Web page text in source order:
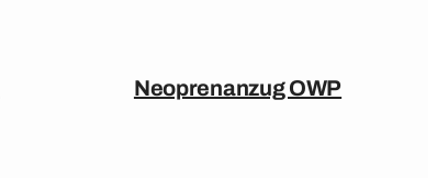
Neoprenanzug OWP